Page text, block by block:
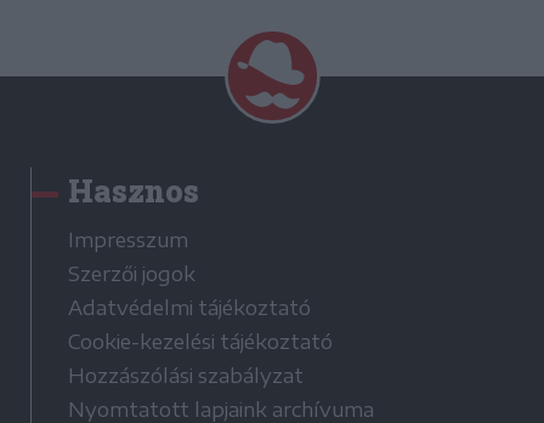
Hasznos
Impresszum
Szerzői jogok
Adatvédelmi tájékoztató
Cookie-kezelési tájékoztató
Hozzászólási szabályzat
Nyomtatott lapjaink archívuma